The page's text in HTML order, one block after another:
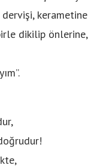
kerametine
dikilip önlerine,